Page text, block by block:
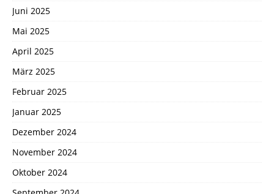
Juni 2025
Mai 2025
April 2025
März 2025
Februar 2025
Januar 2025
Dezember 2024
November 2024
Oktober 2024